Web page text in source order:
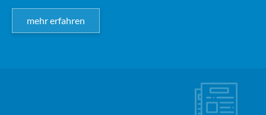
mehr erfahren